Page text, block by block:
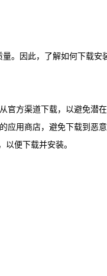
。因此，了解如何下载安
官方渠道下载，以避免潜在
应用商店，避免下载到恶意
以便下载并安装。